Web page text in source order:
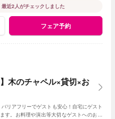
最近2人がチェックしました
フェア予約
木のチャペル×貸切×お
リアフリーでゲストも安心！自宅にゲスト
す。お料理や演出等大切なゲストへのおも